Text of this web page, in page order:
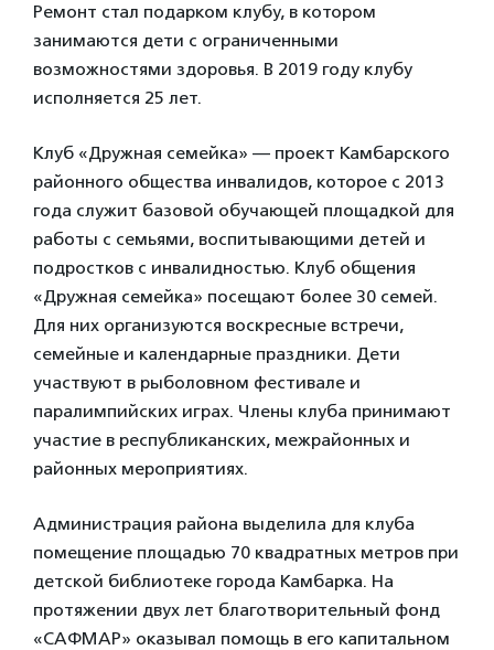
Ремонт стал подарком клубу, в котором
занимаются дети с ограниченными
возможностями здоровья. В 2019 году клубу
исполняется 25 лет.
Клуб «Дружная семейка» — проект Камбарского
районного общества инвалидов, которое с 2013
года служит базовой обучающей площадкой для
работы с семьями, воспитывающими детей и
подростков с инвалидностью. Клуб общения
«Дружная семейка» посещают более 30 семей.
Для них организуются воскресные встречи,
семейные и календарные праздники. Дети
участвуют в рыболовном фестивале и
паралимпийских играх. Члены клуба принимают
участие в республиканских, межрайонных и
районных мероприятиях.
Администрация района выделила для клуба
помещение площадью 70 квадратных метров при
детской библиотеке города Камбарка. На
протяжении двух лет благотворительный фонд
«САФМАР» оказывал помощь в его капитальном